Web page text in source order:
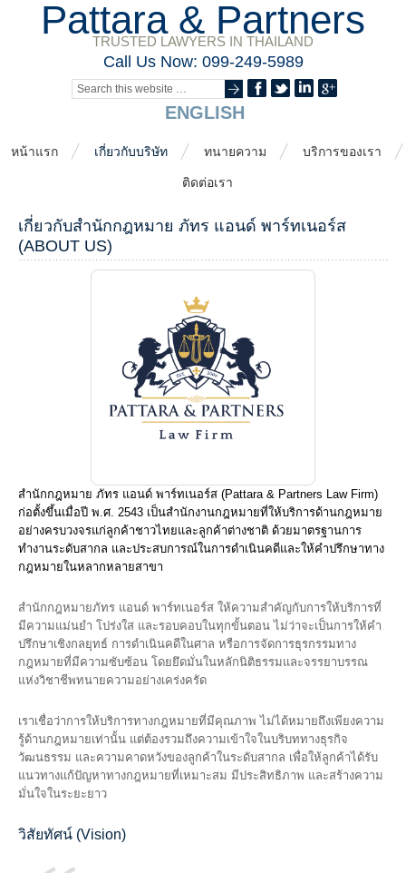
Pattara & Partners
TRUSTED LAWYERS IN THAILAND
Call Us Now: 099-249-5989
ENGLISH
หน้าแรก เกี่ยวกับบริษัท ทนายความ บริการของเรา
ติดต่อเรา
เกี่ยวกับสำนักกฎหมาย ภัทร แอนด์ พาร์ทเนอร์ส
(ABOUT US)
สำนักกฎหมาย ภัทร แอนด์ พาร์ทเนอร์ส (Pattara & Partners Law Firm)
ก่อตั้งขึ้นเมื่อปี พ.ศ. 2543 เป็นสำนักงานกฎหมายที่ให้บริการด้านกฎหมาย
อย่างครบวงจรแก่ลูกค้าชาวไทยและลูกค้าต่างชาติ ด้วยมาตรฐานการ
ทำงานระดับสากล และประสบการณ์ในการดำเนินคดีและให้คำปรึกษาทาง
กฎหมายในหลากหลายสาขา
สำนักกฎหมายภัทร แอนด์ พาร์ทเนอร์ส ให้ความสำคัญกับการให้บริการที่
มีความแม่นยำ โปร่งใส และรอบคอบในทุกขั้นตอน ไม่ว่าจะเป็นการให้คำ
ปรึกษาเชิงกลยุทธ์ การดำเนินคดีในศาล หรือการจัดการธุรกรรมทาง
กฎหมายที่มีความซับซ้อน โดยยึดมั่นในหลักนิติธรรมและจรรยาบรรณ
แห่งวิชาชีพทนายความอย่างเคร่งครัด
เราเชื่อว่าการให้บริการทางกฎหมายที่มีคุณภาพ ไม่ได้หมายถึงเพียงความ
รู้ด้านกฎหมายเท่านั้น แต่ต้องรวมถึงความเข้าใจในบริบททางธุรกิจ
วัฒนธรรม และความคาดหวังของลูกค้าในระดับสากล เพื่อให้ลูกค้าได้รับ
แนวทางแก้ปัญหาทางกฎหมายที่เหมาะสม มีประสิทธิภาพ และสร้างความ
มั่นใจในระยะยาว
วิสัยทัศน์ (Vision)